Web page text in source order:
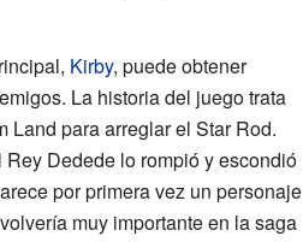
Kirby, puede obtener
La historia del juego trata
Land para arreglar el Star Rod.
Dedede lo rompió y escondió
por primera vez un personaje
muy importante en la saga